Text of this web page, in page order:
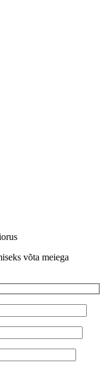
võta meiega